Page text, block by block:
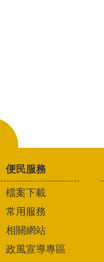
便民服務
檔案下載
常用服務
相關網站
政風宣導專區